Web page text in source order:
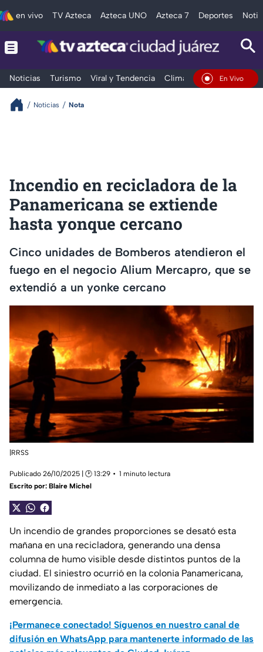
en vivo TV Azteca Azteca UNO Azteca 7 Deportes
Noticias Turismo Viral y Tendencia Clima Deportes
En Vivo
Noticias Nota
Incendio en recicladora de la
Panamericana se extiende
hasta yonque cercano
Cinco unidades de Bomberos atendieron el
fuego en el negocio Alium Mercapro, que se
extendió a un yonke cercano
|RRSS
Publicado 26/10/2025 | 🕑 13:29
1 minuto lectura
Escrito por: Blaire Michel
Un incendio de grandes proporciones se desató esta
mañana en una recicladora, generando una densa
columna de humo visible desde distintos puntos de la
ciudad. El siniestro ocurrió en la colonia Panamericana,
movilizando de inmediato a las corporaciones de
emergencia.
¡Permanece conectado! Síguenos en nuestro canal de
difusión en WhatsApp para mantenerte informado de las